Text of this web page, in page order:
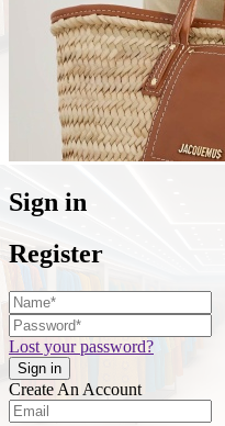
Sign in
Register
Lost your password?
Create An Account